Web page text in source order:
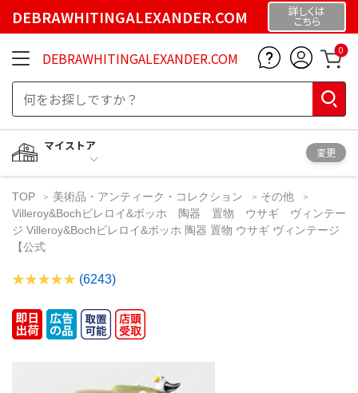
DEBRAWHITINGALEXANDER.COM 詳しくは
こちら
DEBRAWHITINGALEXANDER.COM 0
マイストア
変更
TOP 美術品・アンティーク・コレクション
その他
Villeroy&Bochビレロイ&ボッホ 陶器 置物 ウサギ ヴィンテー
ジ Villeroy&Bochビレロイ&ボッホ 陶器 置物 ウサギ ヴィンテージ
【公式
(6243)